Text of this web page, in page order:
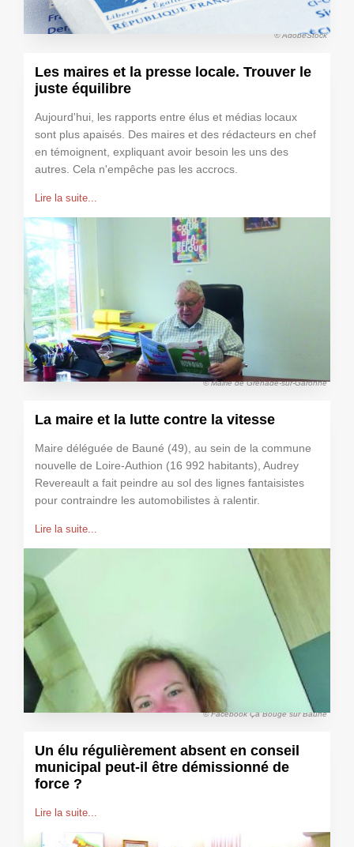
© AdobeStock
Les maires et la presse locale. Trouver le
juste équilibre
Aujourd'hui, les rapports entre élus et médias locaux
sont plus apaisés. Des maires et des rédacteurs en chef
en témoignent, expliquant avoir besoin les uns des
autres. Cela n'empêche pas les accrocs.
Lire la suite...
© Mairie de Grenade-sur-Garonne
La maire et la lutte contre la vitesse
Maire déléguée de Bauné (49), au sein de la commune
nouvelle de Loire-Authion (16 992 habitants), Audrey
Revereault a fait peindre au sol des lignes fantaisistes
pour contraindre les automobilistes à ralentir.
Lire la suite...
© Facebook Ça Bouge sur Bauné
Un élu régulièrement absent en conseil
municipal peut-il être démissionné de
force ?
Lire la suite...